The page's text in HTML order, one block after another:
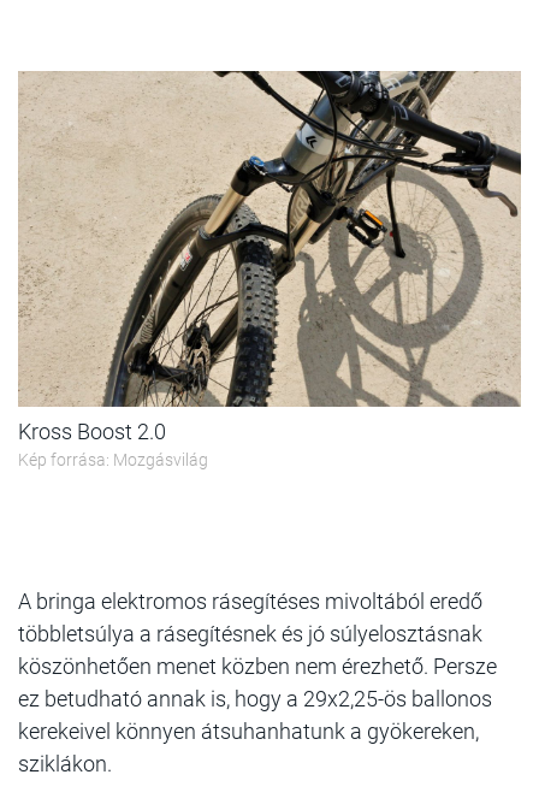
Kross Boost 2.0
Kép forrása: Mozgásvilág
A bringa elektromos rásegítéses mivoltából eredő
többletsúlya a rásegítésnek és jó súlyelosztásnak
köszönhetően menet közben nem érezhető. Persze
ez betudható annak is, hogy a 29x2,25-ös ballonos
kerekeivel könnyen átsuhanhatunk a gyökereken,
sziklákon.